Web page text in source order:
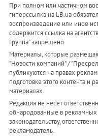
При полном или частичном
гиперссылка на LB.ua
воспроизведение или иное
содержится ссылка на
Группа" запрещено.
Материалы, которые
"Новости компаний" /
публикуются на правах
подготовке этого контента и
материалах.
Редакция не несет
обнародованные в рекламных
законодательству,
рекламодатель.